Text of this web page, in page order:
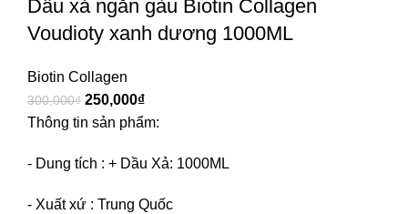
Dầu xả ngăn gàu Biotin Collagen
Voudioty xanh dương 1000ML
Biotin Collagen
300,000₫ 250,000₫
Thông tin sản phẩm:
- Dung tích : + Dầu Xả: 1000ML
- Xuất xứ : Trung Quốc